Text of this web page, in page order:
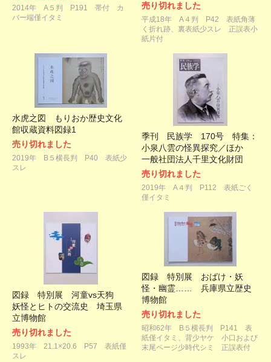
2014年 A５判 P191 帯付 カ
バー端僅イタミ
売り切れました
平成18年 A４判 P42 表紙角薄
く折れ跡、裏表紙少スレ 正誤表小
紙片付
水虎之図 もりおか歴史文化
館収蔵資料図録1
売り切れました
2019年 B５横長判 P40 表紙少
スレ
季刊 民族学 170号 特集：
小泉八雲の怪異探究／ほか
一般社団法人千里文化財団
売り切れました
2019年 A４判 P112 表紙ごく
僅イタミ
図録 特別展 河童vs天狗
妖怪とヒトの交流史 埼玉県
立博物館
売り切れました
1993年 21.1×20.6 P57 表紙僅
スレ
図録 特別展 おばけ・妖
怪・幽霊…… 兵庫県立歴史
博物館
売り切れました
昭和62年 B５横長判 P141 表
紙僅イタミ、背少ヤケ 小口および
末尾ページ少時代シミ 正誤表付